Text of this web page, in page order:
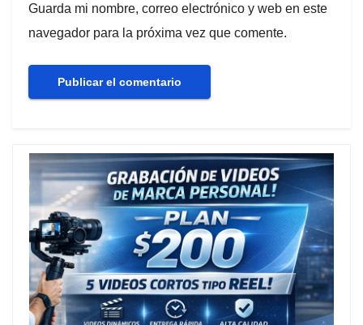
Guarda mi nombre, correo electrónico y web en este
navegador para la próxima vez que comente.